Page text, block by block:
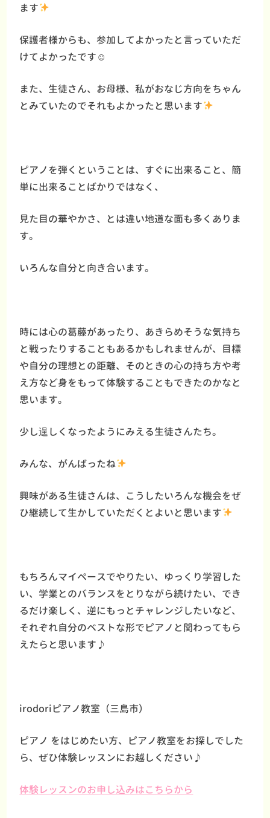
ます
保護者様からも、参加してよかったと言っていただ
けてよかったです☺
また、生徒さん、お母様、私がおなじ方向をちゃん
とみていたのでそれもよかったと思います
ピアノを弾くということは、すぐに出来ること、簡
単に出来ることばかりではなく、
見た目の華やかさ、とは違い地道な面も多くありま
す。
いろんな自分と向き合います。
時には心の葛藤があったり、あきらめそうな気持ち
と戦ったりすることもあるかもしれませんが、目標
や自分の理想との距離、そのときの心の持ち方や考
え方など身をもって体験することもできたのかなと
思います。
少し逞しくなったようにみえる生徒さんたち。
みんな、がんばったね
興味がある生徒さんは、こうしたいろんな機会をぜ
ひ継続して生かしていただくとよいと思います
もちろんマイペースでやりたい、ゆっくり学習した
い、学業とのバランスをとりながら続けたい、でき
るだけ楽しく、逆にもっとチャレンジしたいなど、
それぞれ自分のベストな形でピアノと関わってもら
えたらと思います♪
irodoriピアノ教室（三島市）
ピアノ をはじめたい方、ピアノ教室をお探しでした
ら、ぜひ体験レッスンにお越しください♪
体験レッスンのお申し込みはこちらから